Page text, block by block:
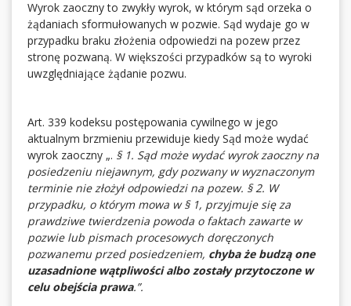
Wyrok zaoczny to zwykły wyrok, w którym sąd orzeka o
żądaniach sformułowanych w pozwie. Sąd wydaje go w
przypadku braku złożenia odpowiedzi na pozew przez
stronę pozwaną. W większości przypadków są to wyroki
uwzględniające żądanie pozwu.
Art. 339 kodeksu postępowania cywilnego w jego
aktualnym brzmieniu przewiduje kiedy Sąd może wydać
wyrok zaoczny „. § 1. Sąd może wydać wyrok zaoczny na
posiedzeniu niejawnym, gdy pozwany w wyznaczonym
terminie nie złożył odpowiedzi na pozew. § 2. W
przypadku, o którym mowa w § 1, przyjmuje się za
prawdziwe twierdzenia powoda o faktach zawarte w
pozwie lub pismach procesowych doręczonych
pozwanemu przed posiedzeniem, chyba że budzą one
uzasadnione wątpliwości albo zostały przytoczone w
celu obejścia prawa.”.